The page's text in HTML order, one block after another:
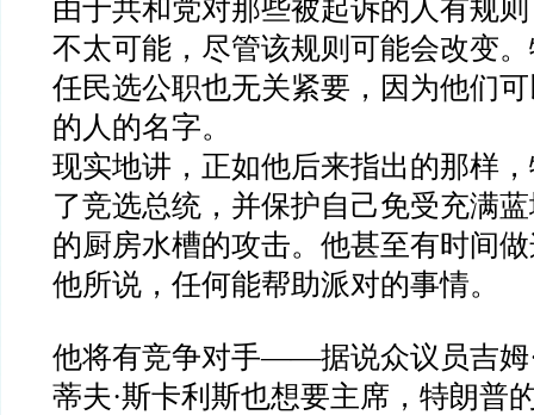
由于共和党对那些被起诉的人有规
不太可能，尽管该规则可能会改变
任民选公职也无关紧要，因为他们
的人的名字。
现实地讲，正如他后来指出的那样
了竞选总统，并保护自己免受充满
的厨房水槽的攻击。他甚至有时间
他所说，任何能帮助派对的事情。
他将有竞争对手——据说众议员吉姆
蒂夫·斯卡利斯也想要主席，特朗普